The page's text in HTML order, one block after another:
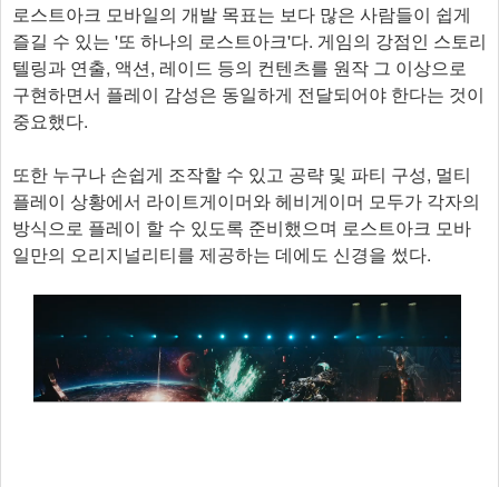
로스트아크 모바일의 개발 목표는 보다 많은 사람들이 쉽게
즐길 수 있는 '또 하나의 로스트아크'다. 게임의 강점인 스토리
텔링과 연출, 액션, 레이드 등의 컨텐츠를 원작 그 이상으로
구현하면서 플레이 감성은 동일하게 전달되어야 한다는 것이
중요했다.
또한 누구나 손쉽게 조작할 수 있고 공략 및 파티 구성, 멀티
플레이 상황에서 라이트게이머와 헤비게이머 모두가 각자의
방식으로 플레이 할 수 있도록 준비했으며 로스트아크 모바
일만의 오리지널리티를 제공하는 데에도 신경을 썼다.